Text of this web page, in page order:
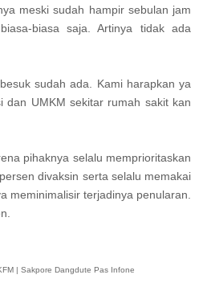
meski sudah hampir sebulan jam
biasa saja. Artinya tidak ada
sudah ada. Kami harapkan ya
UMKM sekitar rumah sakit kan
pihaknya selalu memprioritaskan
divaksin serta selalu memakai
meminimalisir terjadinya penularan.
| Sakpore Dangdute Pas Infone